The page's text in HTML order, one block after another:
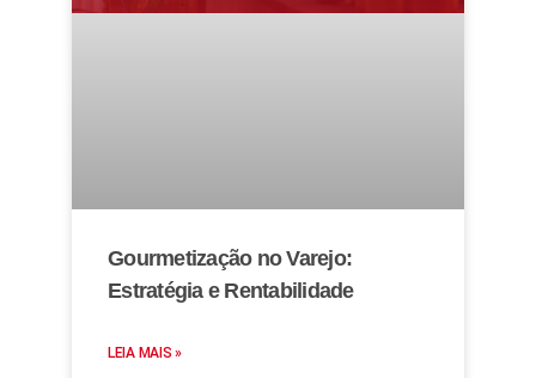
Gourmetização no Varejo:
Estratégia e Rentabilidade
LEIA MAIS »